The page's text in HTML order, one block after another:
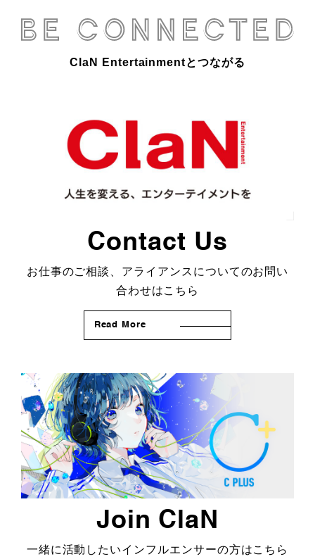
ClaN Entertainmentとつながる
Contact Us
お仕事のご相談、アライアンスについてのお問い
合わせはこちら
Read More
Join ClaN
一緒に活動したいインフルエンサーの方はこちら